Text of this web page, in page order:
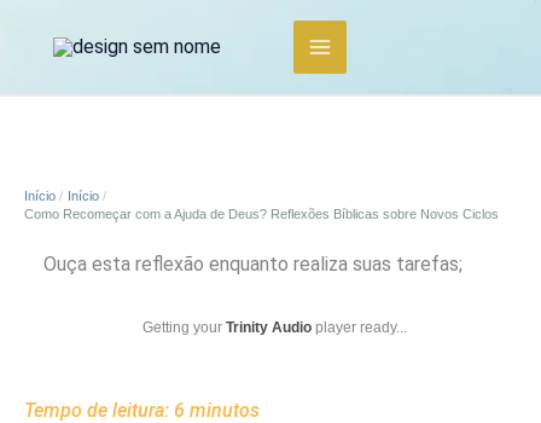
Início
Início
Como Recomeçar com a Ajuda de Deus? Reflexões Bíblicas sobre Novos Ciclos
Ouça esta reflexão enquanto realiza suas tarefas;
Getting your Trinity Audio player ready...
Tempo de leitura: 6 minutos